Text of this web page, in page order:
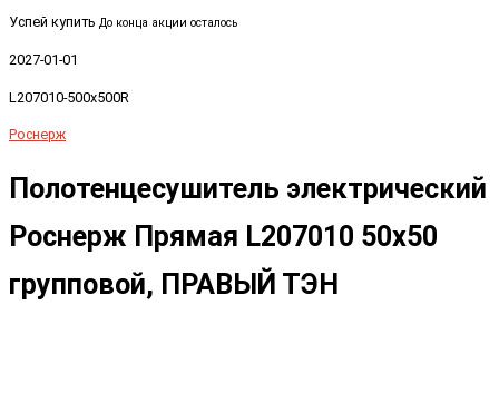
Успей купить До конца акции осталось
2027-01-01
L207010-500x500R
Роснерж
Полотенцесушитель электрический
Роснерж Прямая L207010 50x50
групповой, ПРАВЫЙ ТЭН